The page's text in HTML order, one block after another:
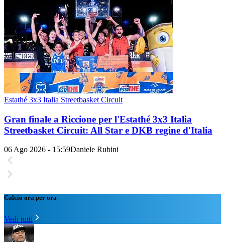
Estathé 3x3 Italia Streetbasket Circuit
Gran finale a Riccione per l'Estathé 3x3 Italia
Streetbasket Circuit: All Star e DKB regine d'Italia
06 Ago 2026 - 15:59Daniele Rubini
Calcio ora per ora
Vedi tutti